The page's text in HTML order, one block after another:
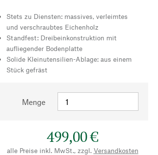
Stets zu Diensten: massives, verleimtes
und verschraubtes Eichenholz
Standfest: Dreibeinkonstruktion mit
aufliegender Bodenplatte
Solide Kleinutensilien-Ablage: aus einem
Stück gefräst
Menge
499,00 €
alle Preise inkl. MwSt., zzgl. Versandkosten